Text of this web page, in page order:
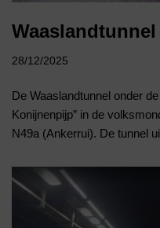
Waaslandtunnel
28/12/2025
De Waaslandtunnel onder
Konijnenpijp” in de
N49a (Ankerrui). De tunnel